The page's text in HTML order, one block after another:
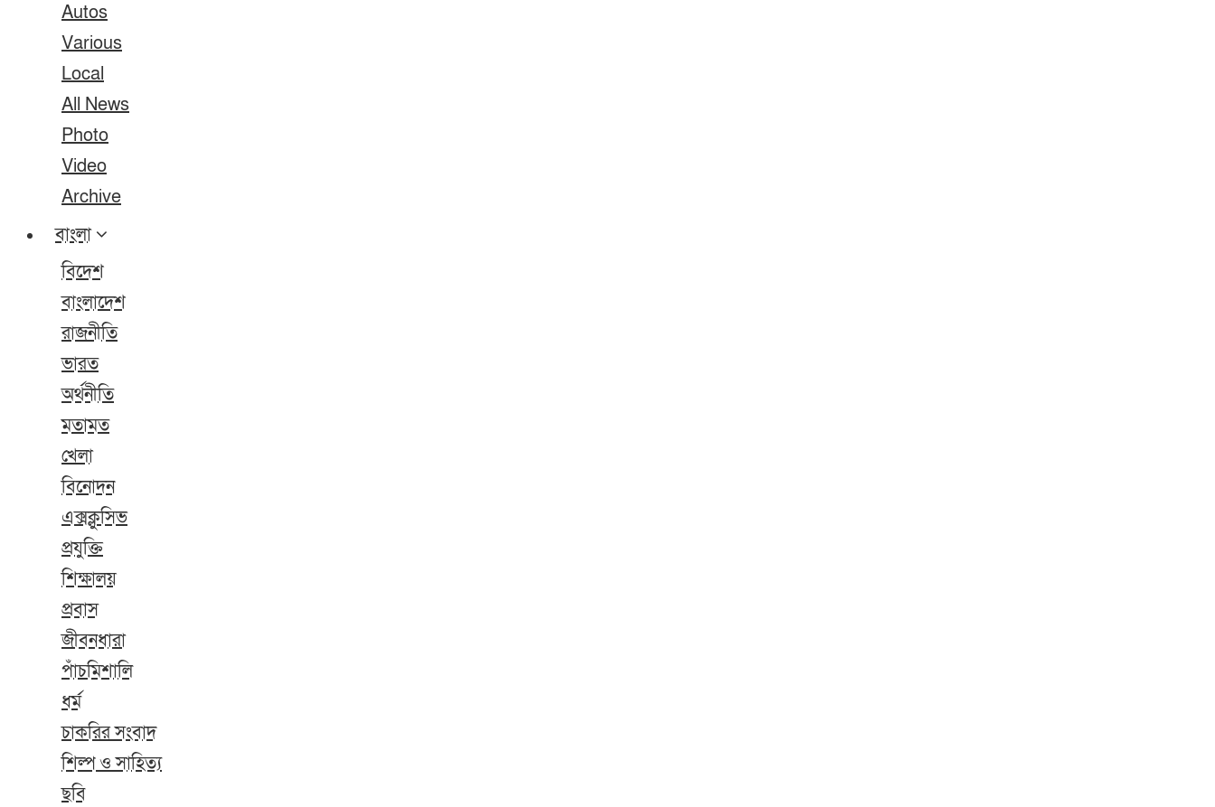
Autos
Various
Local
All News
Photo
Video
Archive
বাংলা
বিদেশ
বাংলাদেশ
রাজনীতি
ভারত
অর্থনীতি
মতামত
খেলা
বিনোদন
এক্সক্লুসিভ
প্রযুক্তি
শিক্ষালয়
প্রবাস
জীবনধারা
পাঁচমিশালি
ধর্ম
চাকরির সংবাদ
শিল্প ও সাহিত্য
ছবি